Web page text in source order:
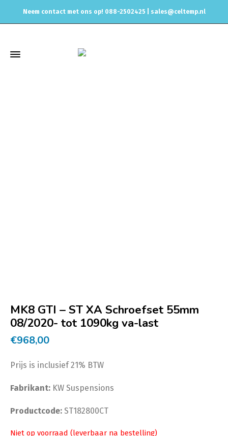
Neem contact met ons op! 088-2502425 | sales@celtemp.nl
MK8 GTI – ST XA Schroefset 55mm
08/2020- tot 1090kg va-last
€968,00
Prijs is inclusief 21% BTW
Fabrikant: KW Suspensions
Productcode: ST182800CT